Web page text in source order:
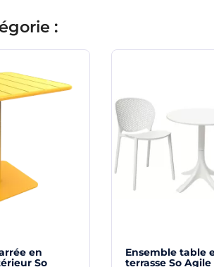
:
en
So
Ensemble table
terrasse So Agile